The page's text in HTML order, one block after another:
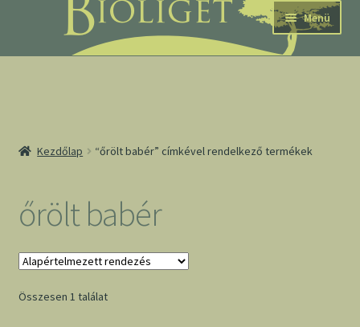
navigációhoz
tartalomba
Menü
Kezdőlap “őrölt babér” címkével rendelkező termékek
őrölt babér
Összesen 1 találat